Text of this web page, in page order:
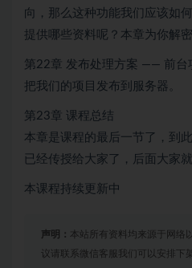
向，那么这种功能我们应该如
提供哪些资料呢？本章为你解密
第22章 发布处理方案 —— 前台
把我们的项目发布到服务器。
第23章 课程总结
本章是课程的最后一节了，到
已经传授给大家了，后面大家
本课程持续更新中
声明： 本站所有资料均来源于网络
议请联系微信客服我们可以安排下